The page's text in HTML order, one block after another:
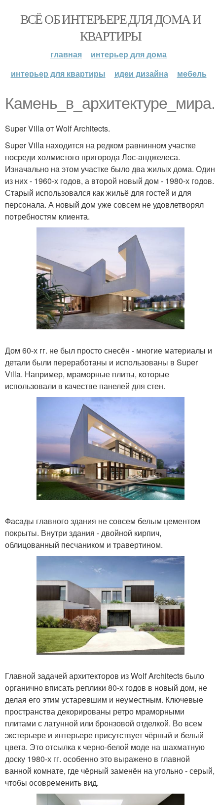
ВСЁ ОБ ИНТЕРЬЕРЕ ДЛЯ ДОМА И
КВАРТИРЫ
главная
интерьер для дома
интерьер для квартиры
идеи дизайна мебель
Камень_в_архитектуре_мира.
Super Villa от Wolf Architects.
Super Villa находится на редком равнинном участке
посреди холмистого пригорода Лос-анджелеса.
Изначально на этом участке было два жилых дома. Один
из них - 1960-х годов, а второй новый дом - 1980-х годов.
Старый использовался как жильё для гостей и для
персонала. А новый дом уже совсем не удовлетворял
потребностям клиента.
Дом 60-х гг. не был просто снесён - многие материалы и
детали были переработаны и использованы в Super
Villa. Например, мраморные плиты, которые
использовали в качестве панелей для стен.
Фасады главного здания не совсем белым цементом
покрыты. Внутри здания - двойной кирпич,
облицованный песчаником и травертином.
Главной задачей архитекторов из Wolf Architects было
органично вписать реплики 80-х годов в новый дом, не
делая его этим устаревшим и неуместным. Ключевые
пространства декорированы ретро мраморными
плитами с латунной или бронзовой отделкой. Во всем
экстерьере и интерьере присутствует чёрный и белый
цвета. Это отсылка к черно-белой моде на шахматную
доску 1980-х гг. особенно это выражено в главной
ванной комнате, где чёрный заменён на угольно - серый,
чтобы осовременить вид.